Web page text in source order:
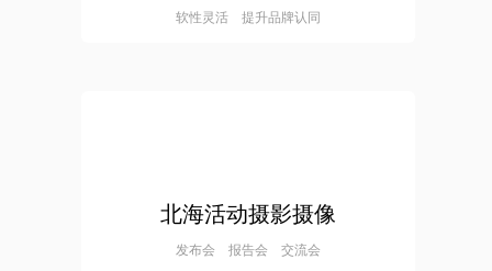
软性灵活 提升品牌认同
北海活动摄影摄像
发布会 报告会 交流会